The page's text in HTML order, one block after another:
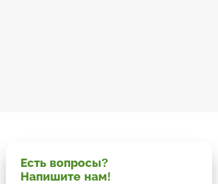
Есть вопросы?
Напишите нам!